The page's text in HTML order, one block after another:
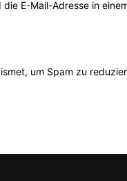
E-Mail-Adresse in
um Spam zu